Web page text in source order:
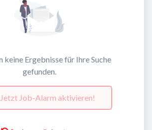
keine Ergebnisse für Ihre Suche
gefunden.
Jetzt Job-Alarm aktivieren!